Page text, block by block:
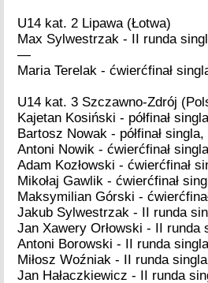
U14 kat. 2 Lipawa (Łotwa)
Max Sylwestrzak - II runda
—
Maria Terelak - ćwierćfinał
U14 kat. 3 Szczawno-Zdrój
Kajetan Kosiński - półfinał
Bartosz Nowak - półfinał singla,
Antoni Nowik - ćwierćfinał
Adam Kozłowski - ćwierćfinał
Mikołaj Gawlik - ćwierćfinał
Maksymilian Górski -
Jakub Sylwestrzak - II runda
Jan Xawery Orłowski - II runda
Antoni Borowski - II runda
Miłosz Woźniak - II runda
Jan Hałaczkiewicz - II runda